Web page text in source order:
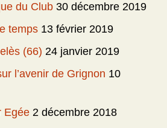
du Club 30 décembre 2019
temps 13 février 2019
(66) 24 janvier 2019
l’avenir de Grignon 10
Egée 2 décembre 2018